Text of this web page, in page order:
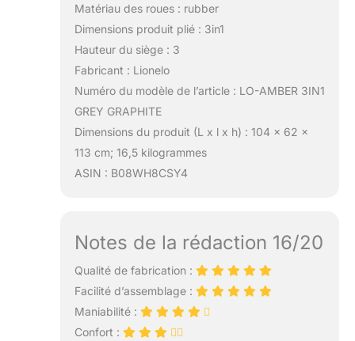
Matériau des roues : rubber
Dimensions produit plié : 3in1
Hauteur du siège : 3
Fabricant : Lionelo
Numéro du modèle de l’article : LO-AMBER 3IN1
GREY GRAPHITE
Dimensions du produit (L x l x h) : 104 x 62 x
113 cm; 16,5 kilogrammes
ASIN : B08WH8CSY4
Notes de la rédaction 16/20
Qualité de fabrication :
Facilité d’assemblage :
Maniabilité :
Confort :